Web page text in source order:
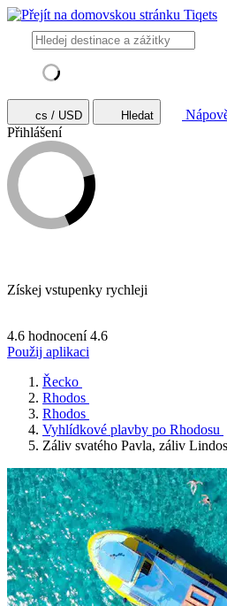
cs / USD Hledat
Přihlášení
Získej vstupenky rychleji
4.6 hodnocení 4.6
Použij aplikaci
Řecko
Rhodos
Rhodos
Vyhlídkové plavby po Rhodosu
Záliv svatého Pavla, záliv